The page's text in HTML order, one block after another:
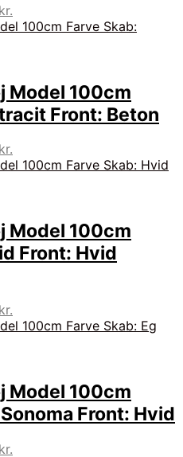
kr.
aktuelle
Model 100cm
Front: Beton
kr.
aktuelle
Model 100cm
Front: Hvid
kr.
aktuelle
Model 100cm
Front: Hvid
kr.